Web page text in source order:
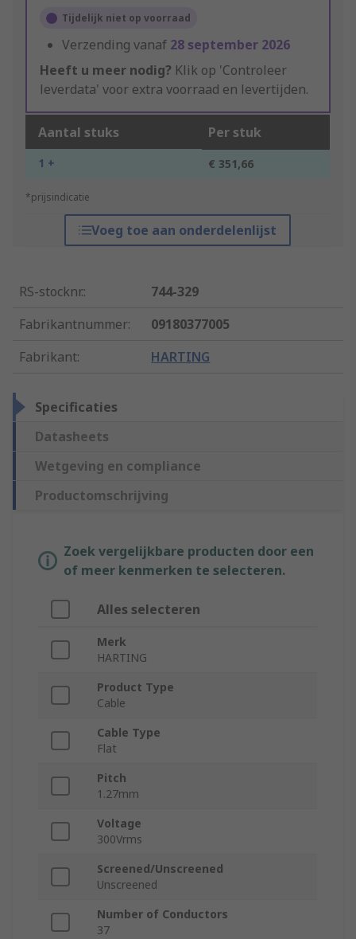
Tijdelijk niet op voorraad
Verzending vanaf 28 september 2026
Heeft u meer nodig? Klik op 'Controleer
leverdata' voor extra voorraad en levertijden.
Aantal stuks Per stuk
1 + € 351,66
*prijsindicatie
Voeg toe aan onderdelenlijst
RS-stocknr.:
744-329
Fabrikantnummer:
09180377005
Fabrikant: HARTING
Specificaties
Datasheets
Wetgeving en compliance
Productomschrijving
Zoek vergelijkbare producten door een
of meer kenmerken te selecteren.
Alles selecteren
Merk
HARTING
Product Type
Cable
Cable Type
Flat
Pitch
1.27mm
Voltage
300Vrms
Screened/Unscreened
Unscreened
Number of Conductors
37